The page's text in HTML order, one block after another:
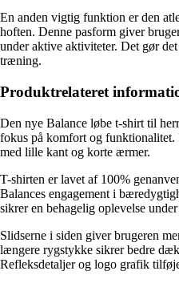
En anden vigtig funktion er den
hoften. Denne pasform giver
under aktive aktiviteter. Det gør
træning.
Produktrelateret
Den nye Balance løbe t-shirt til
fokus på komfort og funktionalitet.
med lille kant og korte ærmer.
T-shirten er lavet af 100%
Balances engagement i
sikrer en behagelig oplevelse
Slidserne i siden giver brugeren
længere rygstykke sikrer bedre
Refleksdetaljer og logo grafik